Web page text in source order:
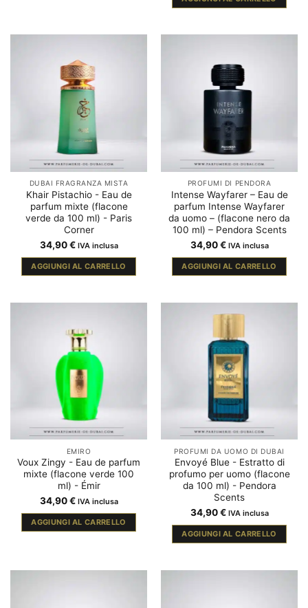
DUBAI FRAGRANZA MISTA
Khair Pistachio - Eau de
parfum mixte (flacone
verde da 100 ml) - Paris
Corner
34,90€ IVA inclusa
AGGIUNGI AL CARRELLO
PROFUMI DI PENDORA
Intense Wayfarer – Eau de
parfum Intense Wayfarer
da uomo – (flacone nero da
100 ml) – Pendora Scents
34,90€ IVA inclusa
AGGIUNGI AL CARRELLO
EMIRO
Voux Zingy - Eau de parfum
mixte (flacone verde 100
ml) - Émir
34,90€ IVA inclusa
AGGIUNGI AL CARRELLO
PROFUMI DA UOMO DI DUBAI
Envoyé Blue - Estratto di
profumo per uomo (flacone
da 100 ml) - Pendora
Scents
34,90€ IVA inclusa
AGGIUNGI AL CARRELLO